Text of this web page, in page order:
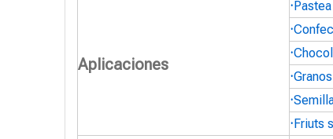
Aplicaciones
·Pastea
·
·
·Granos
·
·Friuts